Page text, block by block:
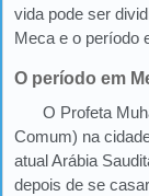
vida pode ser
Meca e o período
O período em
O Profeta
Comum) na
atual Arábia
depois de se